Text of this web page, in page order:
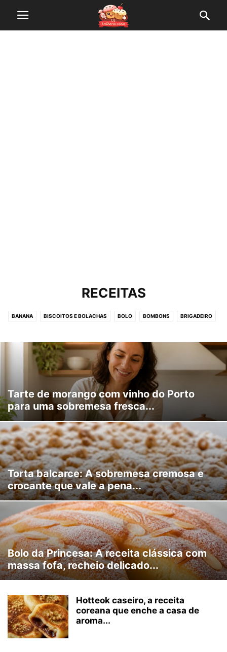
RECEITAS
BANANA BISCOITOS E BOLACHAS BOLO BOMBONS BRIGADEIRO
SOBREMESAS RÁPIDAS SORVETE SUSPIRO TARTES TORTAS
TRUFAS VEGAN VÍDEOS
Tarte de morango com vinho do Porto
para uma sobremesa fresca...
Torta balcarce: A sobremesa cremosa e
crocante que vale a pena...
Bolo da Princesa: A receita clássica com
massa fofa, recheio delicado...
Hotteok caseiro, a receita
coreana que enche a casa de
aroma...